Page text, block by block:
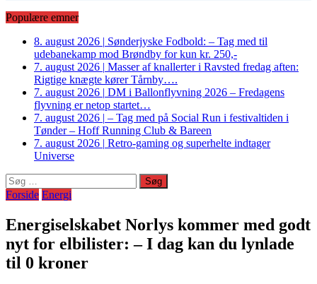
Populære emner
8. august 2026 | Sønderjyske Fodbold: – Tag med til
udebanekamp mod Brøndby for kun kr. 250,-
7. august 2026 | Masser af knallerter i Ravsted fredag aften:
Rigtige knægte kører Tårnby….
7. august 2026 | DM i Ballonflyvning 2026 – Fredagens
flyvning er netop startet…
7. august 2026 | – Tag med på Social Run i festivaltiden i
Tønder – Hoff Running Club & Bareen
7. august 2026 | Retro-gaming og superhelte indtager
Universe
Søg
efter:
Forside Energi
Energiselskabet Norlys kommer med godt
nyt for elbilister: – I dag kan du lynlade
til 0 kroner